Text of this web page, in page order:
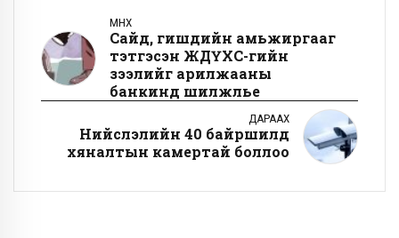
ӨМНӨХ
Сайд, гишүүдийн амьжиргааг
тэтгэсэн ЖДҮХС-гийн
зээлийг арилжааны
банкинд шилжүүлье
ДАРААХ
Нийслэлийн 40 байршилд
хяналтын камертай боллоо